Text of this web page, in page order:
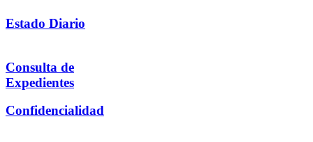
Estado Diario
Consulta de
Expedientes
Confidencialidad